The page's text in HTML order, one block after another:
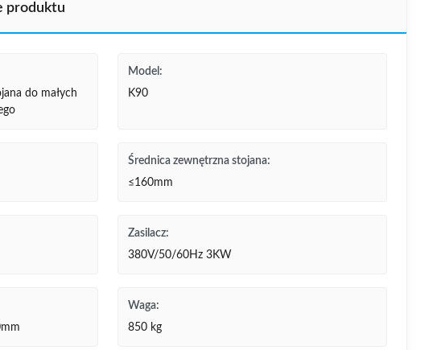
produktu
do małych
Model:
K90
Średnica zewnętrzna stojana:
≤160mm
Zasilacz:
380V/50/60Hz 3KW
Waga:
850 kg